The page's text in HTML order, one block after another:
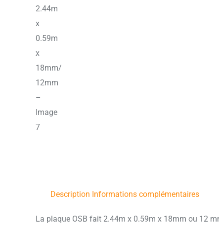
Description Informations complémentaires
La plaque OSB fait 2.44m x 0.59m x 18mm ou 12